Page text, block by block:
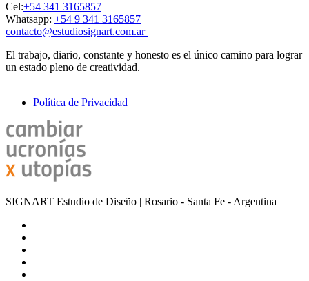
Cel:+54 341 3165857
Whatsapp: +54 9 341 3165857
contacto@estudiosignart.com.ar
El trabajo, diario, constante y honesto es el único camino para lograr
un estado pleno de creatividad.
Política de Privacidad
SIGNART Estudio de Diseño | Rosario - Santa Fe - Argentina